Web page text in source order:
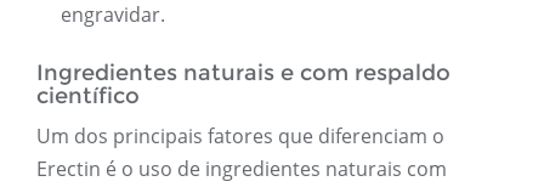
engravidar.
Ingredientes naturais e com respaldo
científico
Um dos principais fatores que diferenciam o
Erectin é o uso de ingredientes naturais com